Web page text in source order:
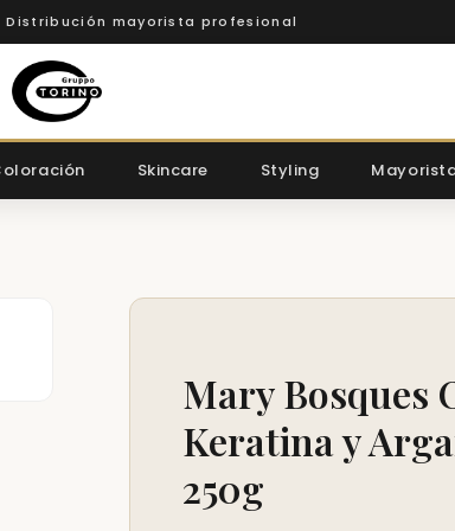
Distribución mayorista profesional
Skincare Styling
Mary Bosques
Keratina y
250g